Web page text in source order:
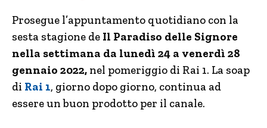
Prosegue l’appuntamento quotidiano con la
sesta stagione de Il Paradiso delle Signore
nella settimana da lunedì 24 a venerdì 28
gennaio 2022, nel pomeriggio di Rai 1. La soap
di Rai 1, giorno dopo giorno, continua ad
essere un buon prodotto per il canale.